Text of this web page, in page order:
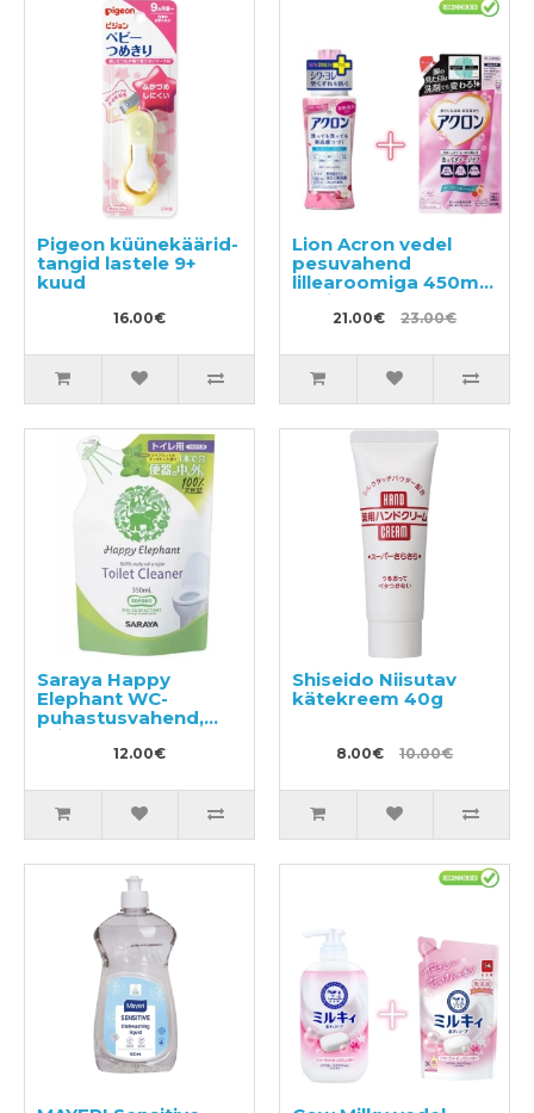
Pigeon küünekäärid-
tangid lastele 9+
kuud
16.00€
Lion Acron vedel
pesuvahend
lillearoomiga 450ml
+ täitepakend 400ml
21.00€ 23.00€
Saraya Happy
Elephant WC-
puhastusvahend,
täide 350ml
12.00€
Shiseido Niisutav
kätekreem 40g
8.00€ 10.00€